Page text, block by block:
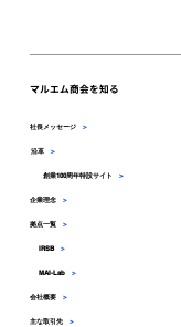
マルエム商会を知る
社長メッセージ >
沿革 >
創業100周年特設サイト>
企業理念 >
拠点一覧 >
IRSB>
MAI-Lab>
会社概要 >
主な取引先 >